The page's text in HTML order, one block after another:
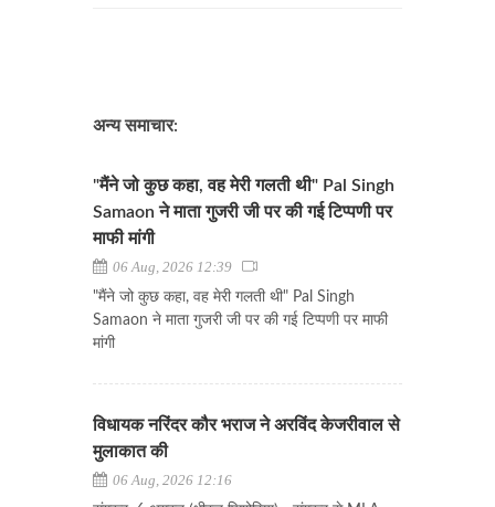
अन्य समाचार:
"मैंने जो कुछ कहा, वह मेरी गलती थी" Pal Singh
Samaon ने माता गुजरी जी पर की गई टिप्पणी पर
माफी मांगी
06 Aug, 2026 12:39
"मैंने जो कुछ कहा, वह मेरी गलती थी" Pal Singh
Samaon ने माता गुजरी जी पर की गई टिप्पणी पर माफी
मांगी
विधायक नरिंदर कौर भराज ने अरविंद केजरीवाल से
मुलाकात की
06 Aug, 2026 12:16